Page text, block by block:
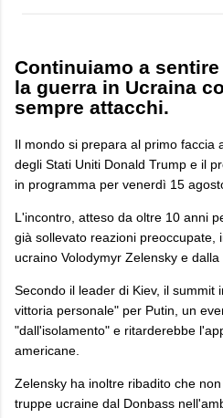
Continuiamo a
la guerra in Ucraina
sempre attacchi.
Il mondo si prepara al primo faccia
degli Stati Uniti Donald Trump e il
in programma per venerdì 15
L'incontro, atteso da oltre 10 anni
già sollevato reazioni preoccupate,
ucraino Volodymyr Zelensky e dalla
Secondo il leader di Kiev, il summit
vittoria personale" per Putin, un
"dall'isolamento" e ritarderebbe
americane.
Zelensky ha inoltre ribadito che
truppe ucraine dal Donbass